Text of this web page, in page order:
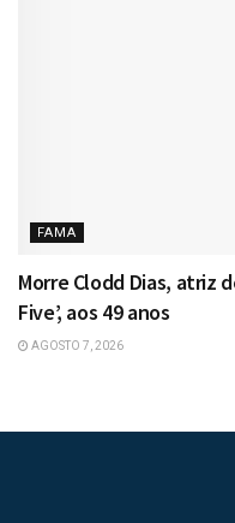
FAMA
Morre Clodd Dias, atriz
Five’, aos 49 anos
AGOSTO 7, 2026